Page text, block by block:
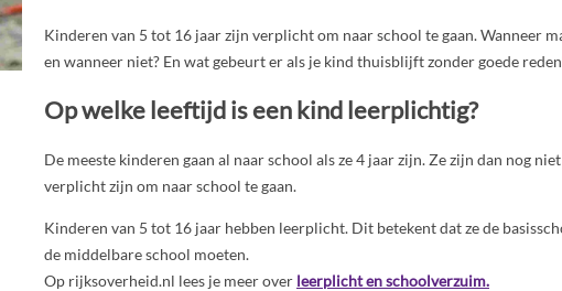
Kinderen van 5 tot 16 jaar zijn verplicht om naar school te gaan. Wanneer
en wanneer niet? En wat gebeurt er als je kind thuisblijft zonder goede
Op welke leeftijd is een kind leerplichtig?
De meeste kinderen gaan al naar school als ze 4 jaar zijn. Ze zijn dan nog
verplicht zijn om naar school te gaan.
Kinderen van 5 tot 16 jaar hebben leerplicht. Dit betekent dat ze de
de middelbare school moeten.
Op rijksoverheid.nl lees je meer over leerplicht en schoolverzuim.